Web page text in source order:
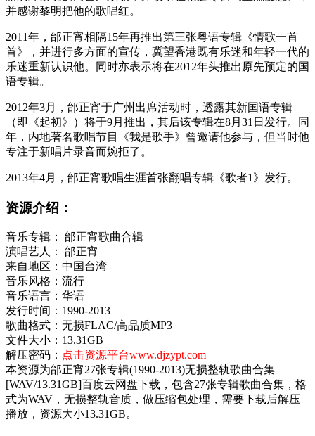
并感谢黎明把他的歌唱红。
2011年，邰正宵相隔15年再推出第三张粤语专辑《情歌一首
首》，并进行多方面的宣传，冀望香港既有乐迷和年轻一代的
乐迷重新认识他。同时亦表示将在2012年头推出原先预定的国
语专辑。
2012年3月，邰正宵于广州出席活动时，透露其新国语专辑
（即《起初》）将于9月推出，其后该专辑在8月31日发行。同
年，内地著名歌唱节目《我是歌手》曾邀请他参与，但当时他
专注于新唱片录音而婉拒了。
2013年4月，邰正宵歌唱生涯首张翻唱专辑《歌者1》发行。
资源介绍：
音乐专辑： 邰正宵歌曲合辑
演唱艺人： 邰正宵
来自地区：中国台湾
音乐风格：流行
音乐语言：华语
发行时间：1990-2013
歌曲格式：无损FLAC/高品质MP3
文件大小：13.31GB
解压密码： 点击资源平台www.djzypt.com
本资源为邰正宵27张专辑(1990-2013)无损整轨歌曲合集
[WAV/13.31GB]百度云网盘下载，包含27张专辑歌曲合集，格
式为WAV，无损整轨音质，做压缩包处理，需要下载后解压
播放，资源大小13.31GB。